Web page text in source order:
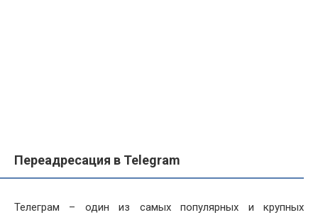
Переадресация в Telegram
Телеграм – один из самых популярных и крупных